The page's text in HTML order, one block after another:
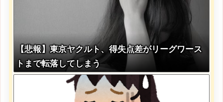
【悲報】東京ヤクルト、得失点差がリーグワース
トまで転落してしまう